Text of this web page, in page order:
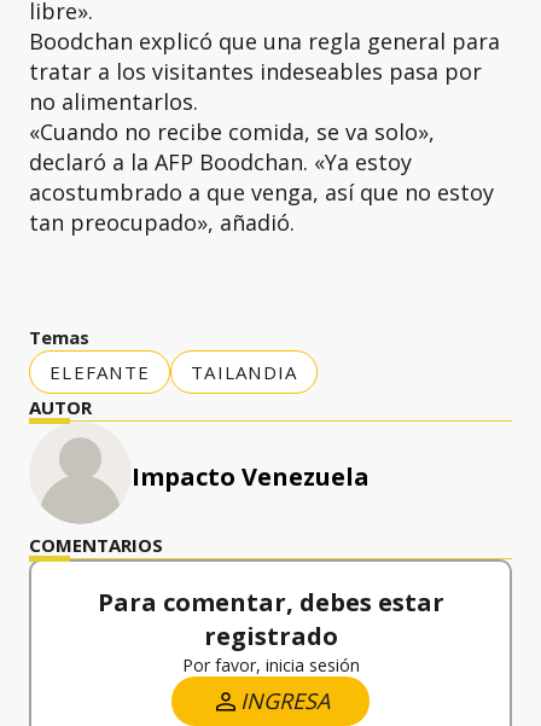
libre».
Boodchan explicó que una regla general para
tratar a los visitantes indeseables pasa por
no alimentarlos.
«Cuando no recibe comida, se va solo»,
declaró a la AFP Boodchan. «Ya estoy
acostumbrado a que venga, así que no estoy
tan preocupado», añadió.
Temas
ELEFANTE
TAILANDIA
AUTOR
Impacto Venezuela
COMENTARIOS
Para comentar, debes estar
registrado
Por favor, inicia sesión
INGRESA